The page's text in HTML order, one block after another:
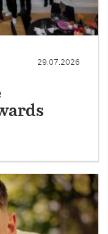
29.07.2026